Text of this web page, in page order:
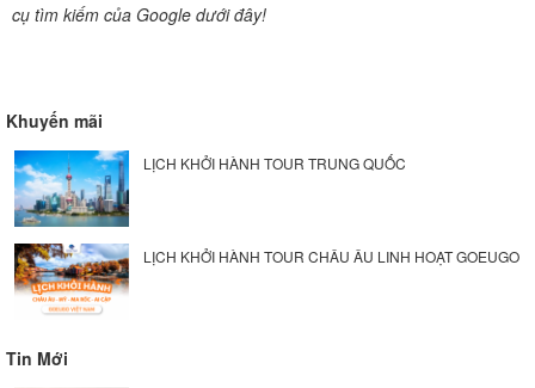
cụ tìm kiếm của Google dưới đây!
Khuyến mãi
LỊCH KHỞI HÀNH TOUR TRUNG QUỐC
LỊCH KHỞI HÀNH TOUR CHÂU ÂU LINH HOẠT GOEUGO
Tin Mới